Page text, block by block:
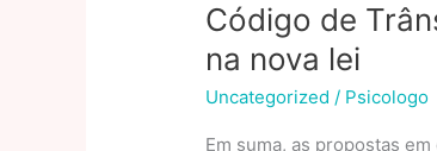
Código de
na nova lei
Uncategorized / Psicologo
Em suma, as propostas